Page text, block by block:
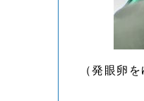
（発眼卵